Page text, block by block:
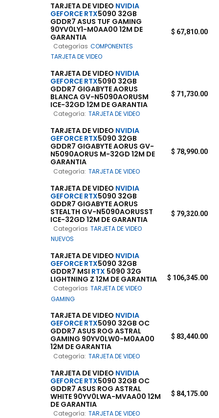
TARJETA DE VIDEO NVIDIA
GEFORCE RTX5090 32GB
GDDR7 ASUS TUF GAMING
90YV0LY1-M0AA00 12M DE
GARANTIA
Categorías COMPONENTES
TARJETA DE VIDEO
$ 67,810.00
TARJETA DE VIDEO NVIDIA
GEFORCE RTX5090 32GB
GDDR7 GIGABYTE AORUS
BLANCA GV-N5090AORUSM
ICE-32GD 12M DE GARANTIA
Categoría: TARJETA DE VIDEO
$ 71,730.00
TARJETA DE VIDEO NVIDIA
GEFORCE RTX5090 32GB
GDDR7 GIGABYTE AORUS GV-
N5090AORUS M-32GD 12M DE
GARANTIA
Categoría: TARJETA DE VIDEO
$ 78,990.00
TARJETA DE VIDEO NVIDIA
GEFORCE RTX5090 32GB
GDDR7 GIGABYTE AORUS
STEALTH GV-N5090AORUSST
ICE-32GD 12M DE GARANTIA
Categorías TARJETA DE VIDEO
NUEVOS
$ 79,320.00
TARJETA DE VIDEO NVIDIA
GEFORCE RTX5090 32GB
GDDR7 MSI RTX 5090 32G
LIGHTNING Z 12M DE GARANTIA
Categorías TARJETA DE VIDEO
GAMING
$ 106,345.00
TARJETA DE VIDEO NVIDIA
GEFORCE RTX5090 32GB OC
GDDR7 ASUS ROG ASTRAL
GAMING 90YV0LW0-M0AA00
12M DE GARANTIA
Categoría: TARJETA DE VIDEO
$ 83,440.00
TARJETA DE VIDEO NVIDIA
GEFORCE RTX5090 32GB OC
GDDR7 ASUS ROG ASTRAL
WHITE 90YV0LWA-MVAA00 12M
DE GARANTIA
Categoría: TARJETA DE VIDEO
$ 84,175.00